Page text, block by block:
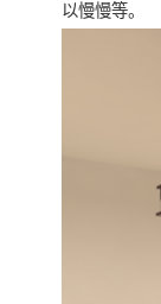
以慢慢等。